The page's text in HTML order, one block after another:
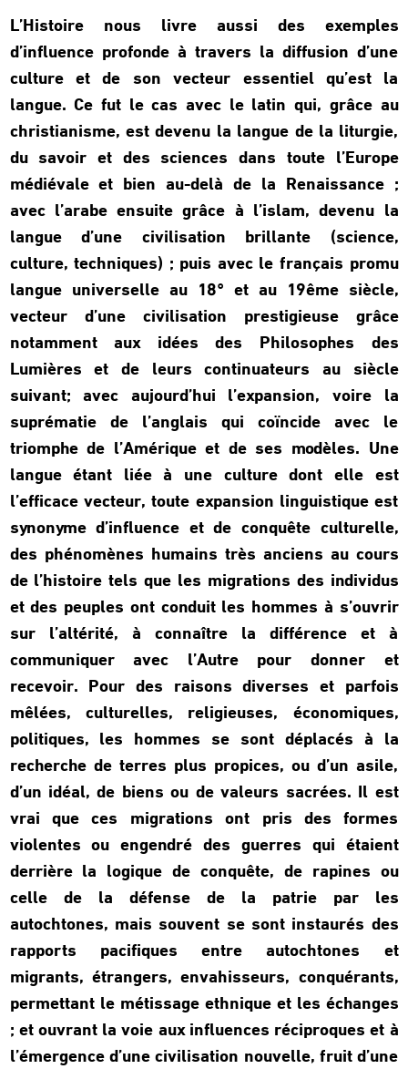
L’Histoire nous livre aussi des exemples
d’influence profonde à travers la diffusion d’une
culture et de son vecteur essentiel qu’est la
langue. Ce fut le cas avec le latin qui, grâce au
christianisme, est devenu la langue de la liturgie,
du savoir et des sciences dans toute l’Europe
médiévale et bien au-delà de la Renaissance ;
avec l’arabe ensuite grâce à l’islam, devenu la
langue d’une civilisation brillante (science,
culture, techniques) ; puis avec le français promu
langue universelle au 18° et au 19ême siècle,
vecteur d’une civilisation prestigieuse grâce
notamment aux idées des Philosophes des
Lumières et de leurs continuateurs au siècle
suivant; avec aujourd’hui l’expansion, voire la
suprématie de l’anglais qui coïncide avec le
triomphe de l’Amérique et de ses modèles. Une
langue étant liée à une culture dont elle est
l’efficace vecteur, toute expansion linguistique est
synonyme d’influence et de conquête culturelle,
des phénomènes humains très anciens au cours
de l’histoire tels que les migrations des individus
et des peuples ont conduit les hommes à s’ouvrir
sur l’altérité, à connaître la différence et à
communiquer avec l’Autre pour donner et
recevoir. Pour des raisons diverses et parfois
mêlées, culturelles, religieuses, économiques,
politiques, les hommes se sont déplacés à la
recherche de terres plus propices, ou d’un asile,
d’un idéal, de biens ou de valeurs sacrées. Il est
vrai que ces migrations ont pris des formes
violentes ou engendré des guerres qui étaient
derrière la logique de conquête, de rapines ou
celle de la défense de la patrie par les
autochtones, mais souvent se sont instaurés des
rapports pacifiques entre autochtones et
migrants, étrangers, envahisseurs, conquérants,
permettant le métissage ethnique et les échanges
; et ouvrant la voie aux influences réciproques et à
l’émergence d’une civilisation nouvelle, fruit d’une